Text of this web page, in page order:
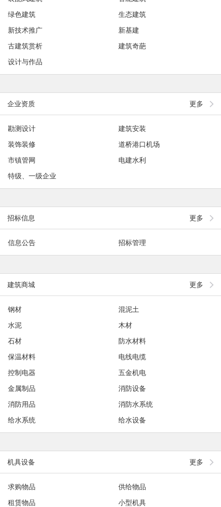
绿色建筑
生态建筑
新技术推广
新基建
古建筑赏析
建筑奇葩
设计与作品
更多
企业资质
勘测设计
建筑安装
装饰装修
道桥港口机场
市镇管网
电建水利
特级、一级企业
更多
招标信息
信息公告 招标管理
更多
建筑商城
钢材
混泥土
水泥
木材
石材
防水材料
保温材料
电线电缆
控制电器
五金机电
金属制品
消防设备
消防用品
消防水系统
给水系统
给水设备
更多
机具设备
求购物品
供给物品
租赁物品
小型机具